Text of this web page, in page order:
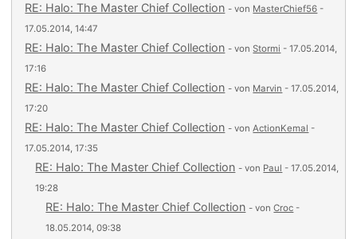
RE: Halo: The Master Chief Collection - von MasterChief56 -
17.05.2014, 14:47
RE: Halo: The Master Chief Collection - vonStormi - 17.05.2014,
17:16
RE: Halo: The Master Chief Collection - von Marvin - 17.05.2014,
17:20
RE: Halo: The Master Chief Collection - vonActionKemal -
17.05.2014, 17:35
RE: Halo: The Master Chief Collection - von Paul - 17.05.2014,
19:28
RE: Halo: The Master Chief Collection - vonCroc -
18.05.2014, 09:38